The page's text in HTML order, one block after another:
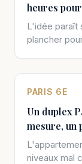
heures
préparer.
L'idée paraît
plancher
PARIS 6E
Un duplex
mesure, un
Tout ça
niveaux mal